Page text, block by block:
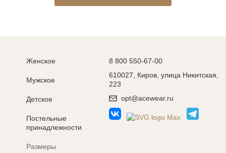
Женское
Мужское
Детское
Постельные
принадлежности
Размеры
8 800 550-67-00
610027, Киров, улица Никитская,
223
opt@acewear.ru